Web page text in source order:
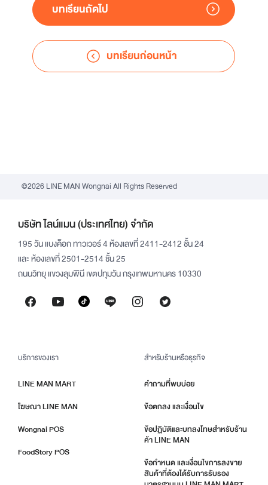
บทเรียนก่อนหน้า
บทเรียนถัดไป
©2026 LINE MAN Wongnai All Rights Reserved
บริษัท ไลน์แมน (ประเทศไทย) จำกัด
195 วัน แบงค็อก ทาวเวอร์ 4 ห้องเลขที่ 2411-2412 ชั้น 24
และ ห้องเลขที่ 2501-2514 ชั้น 25
ถนนวิทยุ แขวงลุมพินี เขตปทุมวัน กรุงเทพมหานคร 10330
บริการของเรา
LINE MAN MART
โฆษณา LINE MAN
Wongnai POS
FoodStory POS
สำหรับร้านหรือธุรกิจ
คำถามที่พบบ่อย
ข้อตกลง และเงื่อนไข
ข้อปฏิบัติและบทลงโทษสำหรับร้าน
ค้า LINE MAN
ข้อกำหนด และเงื่อนไขการลงขาย
สินค้าที่ต้องได้รับการรับรอง